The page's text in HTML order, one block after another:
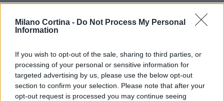
Milano Cortina - Do Not Process My Personal
Information
If you wish to opt-out of the sale, sharing to third parties, or
processing of your personal or sensitive information for
targeted advertising by us, please use the below opt-out
section to confirm your selection. Please note that after your
opt-out request is processed you may continue seeing
AiAdhubMedia